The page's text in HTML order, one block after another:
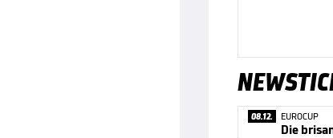
08.12. EUROCUP
Die